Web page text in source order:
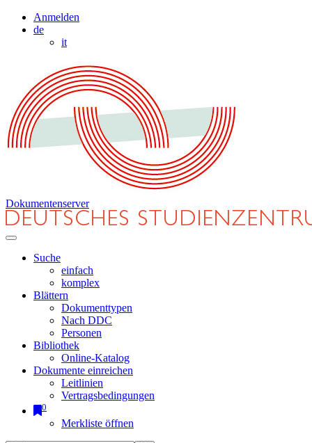
Anmelden
de
it
Dokumentenserver
Suche
einfach
komplex
Blättern
Dokumenttypen
Nach DDC
Personen
Bibliothek
Online-Katalog
Dokumente einreichen
Leitlinien
Vertragsbedingungen
0
Merkliste öffnen